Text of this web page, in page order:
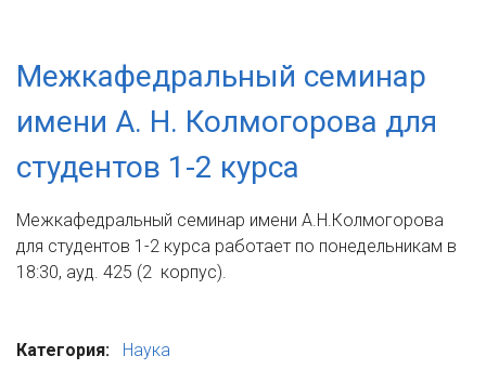
Межкафедральный семинар
имени А. Н. Колмогорова для
студентов 1-2 курса
Межкафедральный семинар имени А.Н.Колмогорова
для студентов 1-2 курса работает по понедельникам в
18:30, ауд. 425 (2 корпус).
Категория:
Наука